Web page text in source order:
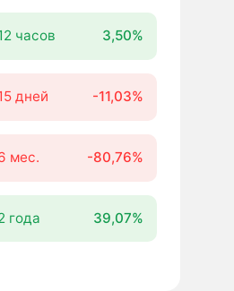
часов 3,50%
дней -11,03%
мес. -80,76%
года 39,07%